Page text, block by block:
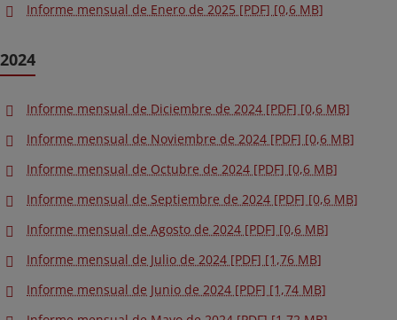
Informe mensual de Enero de 2025 [PDF] [0,6 MB]
2024
Informe mensual de Diciembre de 2024 [PDF] [0,6 MB]
Informe mensual de Noviembre de 2024 [PDF] [0,6 MB]
Informe mensual de Octubre de 2024 [PDF] [0,6 MB]
Informe mensual de Septiembre de 2024 [PDF] [0,6 MB]
Informe mensual de Agosto de 2024 [PDF] [0,6 MB]
Informe mensual de Julio de 2024 [PDF] [1,76 MB]
Informe mensual de Junio de 2024 [PDF] [1,74 MB]